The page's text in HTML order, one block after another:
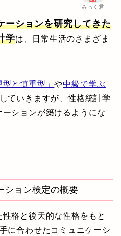
みっく君
ーションを研究してきた
学は、日常生活のさまざま
型と慎重型」や中級で学ぶ
ていきますが、性格統計学
ションが築けるようにな
ション検定の概要
格と後天的な性格をもと
に合わせたコミュニケーシ